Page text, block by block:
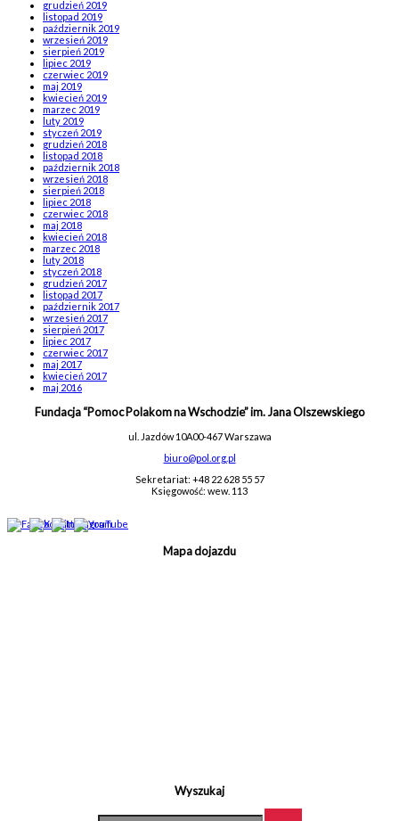
grudzień 2019
listopad 2019
październik 2019
wrzesień 2019
sierpień 2019
lipiec 2019
czerwiec 2019
maj 2019
kwiecień 2019
marzec 2019
luty 2019
styczeń 2019
grudzień 2018
listopad 2018
październik 2018
wrzesień 2018
sierpień 2018
lipiec 2018
czerwiec 2018
maj 2018
kwiecień 2018
marzec 2018
luty 2018
styczeń 2018
grudzień 2017
listopad 2017
październik 2017
wrzesień 2017
sierpień 2017
lipiec 2017
czerwiec 2017
maj 2017
kwiecień 2017
maj 2016
Fundacja “Pomoc Polakom na Wschodzie” im. Jana Olszewskiego
ul. Jazdów 10A00-467 Warszawa
biuro@pol.org.pl
Sekretariat: +48 22 628 55 57
Księgowość: wew. 113
Mapa dojazdu
Wyszukaj